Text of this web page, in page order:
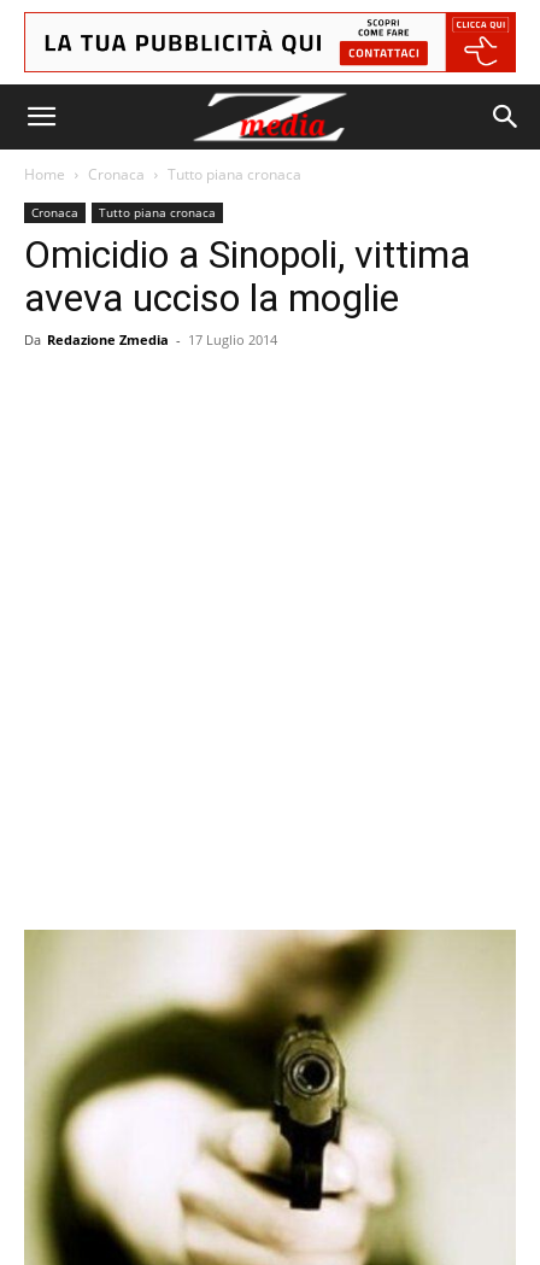
Home Cronaca Tutto piana cronaca
Cronaca Tutto piana cronaca
Omicidio a Sinopoli, vittima
aveva ucciso la moglie
Da Redazione Zmedia - 17 Luglio 2014